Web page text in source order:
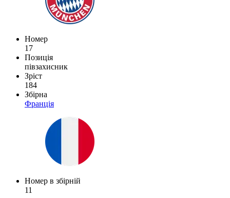
Номер
17
Позиція
півзахисник
Зріст
184
Збірна
Франція
Номер в збірній
11